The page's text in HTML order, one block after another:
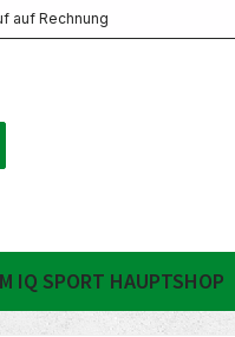
auf Rechnung
IQ SPORT HAUPTSHOP